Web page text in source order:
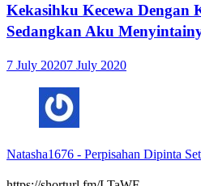
Kekasihku Kecewa Dengan
Sedangkan Aku
7 July 20207 July 2020
Natasha1676 - Perpisahan Dipinta